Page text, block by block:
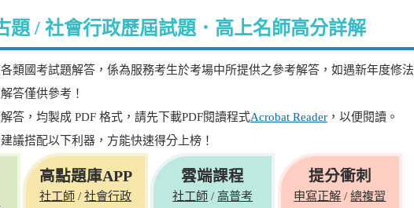
題 / 社會行政歷屆試題．高上名師高分詳解
類國考試題解答，係為服務考生於考場中所提供之參考解答，如遇新年度修法
答僅供參考！
答，均製成 PDF 格式，請先下載PDF閱讀程式Acrobat Reader ，以便閱讀。
議搭配以下利器，方能快速得分上榜！
高點題庫APP
社工師 /社會行政
雲端課程
社工師 / 高普考
提分衝刺
申寫正解 /總複習